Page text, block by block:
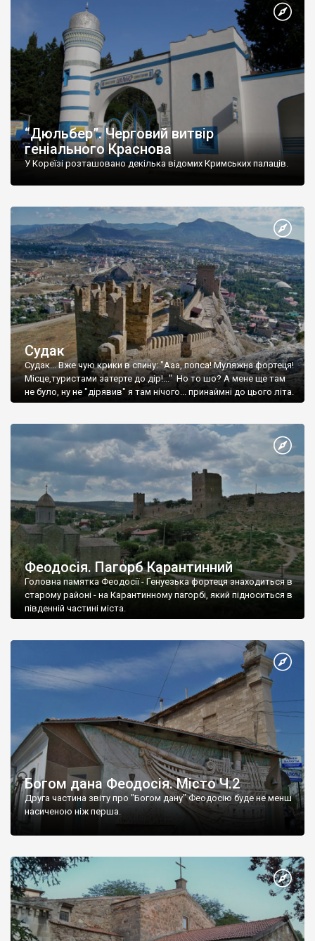
“Дюльбер”. Черговий витвір
геніального Краснова
У Кореїзі розташовано декілька відомих Кримських палаців.
Судак
Судак... Вже чую крики в спину: "Ааа, попса! Муляжна фортеця!
Місце,туристами затерте до дір!..." Но то шо? А мене ще там
не було, ну не "дірявив" я там нічого... принаймні до цього літа.
Феодосія. Пагорб Карантинний
Головна памятка Феодосії - Генуезька фортеця знаходиться в
старому районі - на Карантинному пагорбі, який підноситься в
південній частині міста.
Богом дана Феодосія. Місто Ч.2
Друга частина звіту про "Богом дану" Феодосію буде не менш
насиченою ніж перша.